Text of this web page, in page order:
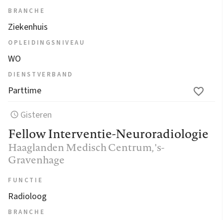
BRANCHE
Ziekenhuis
OPLEIDINGSNIVEAU
WO
DIENSTVERBAND
Parttime
Gisteren
Fellow Interventie-Neuroradiologie
Haaglanden Medisch Centrum, 's-
Gravenhage
FUNCTIE
Radioloog
BRANCHE